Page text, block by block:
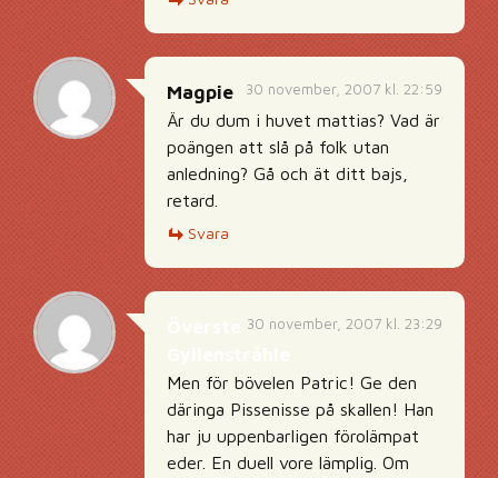
30 november, 2007 kl. 22:59
Magpie
Är du dum i huvet mattias? Vad är
poängen att slå på folk utan
anledning? Gå och ät ditt bajs,
retard.
Svara
30 november, 2007 kl. 23:29
Men för bövelen Patric! Ge den
däringa Pissenisse på skallen! Han
har ju uppenbarligen förolämpat
eder. En duell vore lämplig. Om